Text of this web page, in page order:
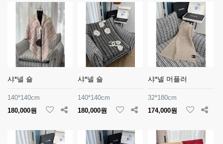
샤*넬 숄
140*140cm
180,000원
샤*넬 숄
140*140cm
180,000원
샤*넬 머플러
32*180cm
174,000원